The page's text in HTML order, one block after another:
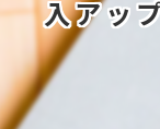
入アッ